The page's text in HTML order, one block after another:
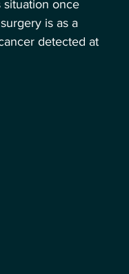
situation once
is as a
detected at